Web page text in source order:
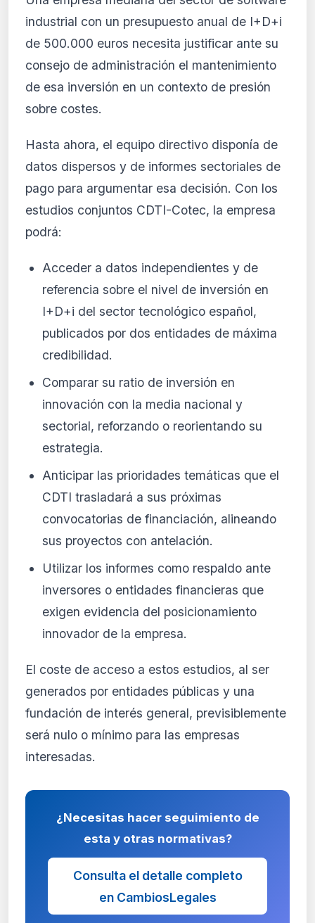
industrial con un presupuesto anual de I+D+i
de 500.000 euros necesita justificar ante su
consejo de administración el mantenimiento
de esa inversión en un contexto de presión
sobre costes.
Hasta ahora, el equipo directivo disponía de
datos dispersos y de informes sectoriales de
pago para argumentar esa decisión. Con los
estudios conjuntos CDTI-Cotec, la empresa
podrá:
Acceder a datos independientes y de
referencia sobre el nivel de inversión en
I+D+i del sector tecnológico español,
publicados por dos entidades de máxima
credibilidad.
Comparar su ratio de inversión en
innovación con la media nacional y
sectorial, reforzando o reorientando su
estrategia.
Anticipar las prioridades temáticas que el
CDTI trasladará a sus próximas
convocatorias de financiación, alineando
sus proyectos con antelación.
Utilizar los informes como respaldo ante
inversores o entidades financieras que
exigen evidencia del posicionamiento
innovador de la empresa.
El coste de acceso a estos estudios, al ser
generados por entidades públicas y una
fundación de interés general, previsiblemente
será nulo o mínimo para las empresas
interesadas.
¿Necesitas hacer seguimiento de
esta y otras normativas?
Consulta el detalle completo
en CambiosLegales